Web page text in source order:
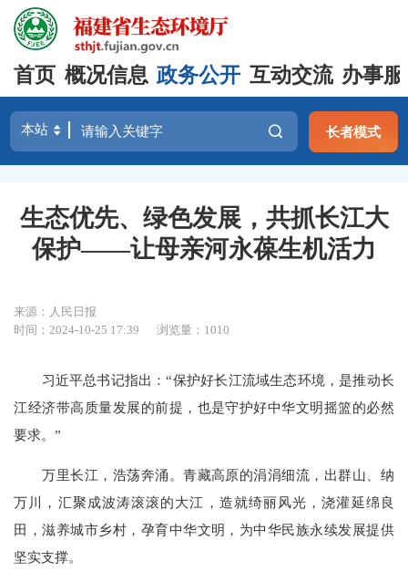
首页 概况信息 政务公开 互动交流 办事
长者模式
生态优先、绿色发展，共抓长江大
保护——让母亲河永葆生机活力
来源：人民日报
时间：2024-10-25 17:39
浏览量：1010
习近平总书记指出：“保护好长江流域生态环境，是推动长
江经济带高质量发展的前提，也是守护好中华文明摇篮的必然
要求。”
万里长江，浩荡奔涌。青藏高原的涓涓细流，出群山、纳
万川，汇聚成波涛滚滚的大江，造就绮丽风光，浇灌延绵良
田，滋养城市乡村，孕育中华文明，为中华民族永续发展提供
坚实支撑。